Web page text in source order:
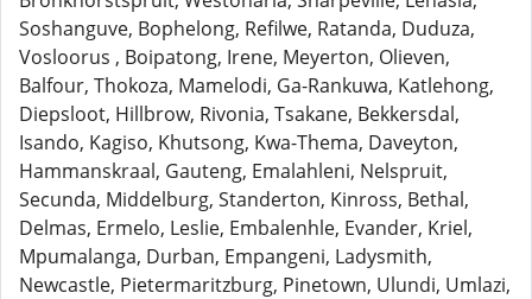
Soshanguve, Bophelong, Refilwe, Ratanda, Duduza,
Vosloorus , Boipatong, Irene, Meyerton, Olieven,
Balfour, Thokoza, Mamelodi, Ga-Rankuwa, Katlehong,
Diepsloot, Hillbrow, Rivonia, Tsakane, Bekkersdal,
Isando, Kagiso, Khutsong, Kwa-Thema, Daveyton,
Hammanskraal, Gauteng, Emalahleni, Nelspruit,
Secunda, Middelburg, Standerton, Kinross, Bethal,
Delmas, Ermelo, Leslie, Embalenhle, Evander, Kriel,
Mpumalanga, Durban, Empangeni, Ladysmith,
Newcastle, Pietermaritzburg, Pinetown, Ulundi, Umlazi,